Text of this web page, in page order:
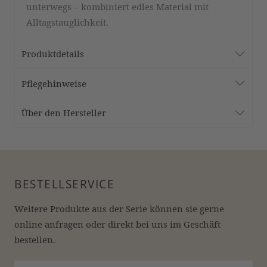
unterwegs – kombiniert edles Material mit
Alltagstauglichkeit.
Produktdetails
Pflegehinweise
Über den Hersteller
BESTELLSERVICE
Weitere Produkte aus der Serie können sie gerne
online anfragen oder direkt bei uns im Geschäft
bestellen.